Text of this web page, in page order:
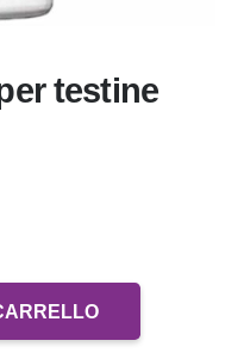
testine